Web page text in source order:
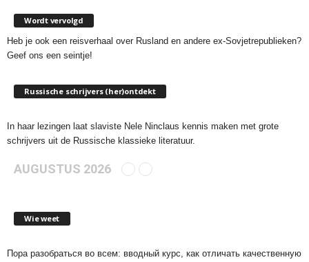
Wordt vervolgd
Heb je ook een reisverhaal over Rusland en andere ex-Sovjetrepublieken?
Geef ons een seintje!
Russische schrijvers (her)ontdekt
In haar lezingen laat slaviste Nele Ninclaus kennis maken met grote
schrijvers uit de Russische klassieke literatuur.
AUGUSTUS 2026
Wie weet
Пора разобраться во всем: вводный курс, как отличать качественную